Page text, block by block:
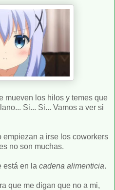
mueven los hilos y temes que
Si... Si... Vamos a ver si
a irse los coworkers
no son muchas.
está en la cadena alimenticia.
que me digan que no a mi,